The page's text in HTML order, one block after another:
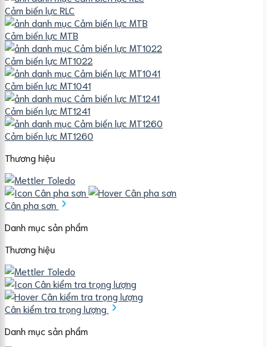
Cảm biến lực RLC
Cảm biến lực MTB
Cảm biến lực MT1022
Cảm biến lực MT1041
Cảm biến lực MT1241
Cảm biến lực MT1260
Thương hiệu
Cân pha sơn
Danh mục sản phẩm
Thương hiệu
Cân kiểm tra trọng lượng
Danh mục sản phẩm